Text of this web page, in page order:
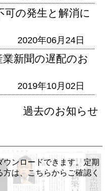
可の発生と解消に
2020年06月24日
新聞の遅配のお
2019年10月02日
過去のお知らせ
ンロードできます。定期
は、こちらからご確認く